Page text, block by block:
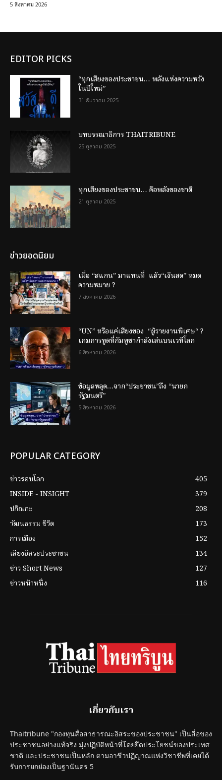
5 สิงหาคม 2026
EDITOR PICKS
“ทุกเสียงของประชาชน… พลังแห่งความหวัง
ในปีใหม่”
31 ธันวาคม 2025
บทบรรณาธิการ THAITRIBUNE
25 ตุลาคม 2025
ทุกเสียงของประชาชน… คือพลังของชาติ
21 ตุลาคม 2025
ข่าวยอดนิยม
เมื่อ “สแกน” มาแทนที่ แล้ว“เงินสด” หมด
ความหมาย ?
7 สิงหาคม 2026
“UN” หรือแค่เสียงของ “ผู้รายงานพิเศษ“ ?
เกมการทูตที่กัมพูชากำลังเล่นบนเวทีโลก
6 สิงหาคม 2026
ข้อมูลหลุด…จาก“ประชาชน”ถึง “นายก
รัฐมนตรี”
5 สิงหาคม 2026
POPULAR CATEGORY
ข่าวรอบโลก
405
INSIDE - INSIGHT
379
ปกิณกะ
208
วัฒนธรรม ชีวิต
173
การเมือง
152
เสียงอิสระประชาชน
134
ข่าว Short News
127
ข่าวหน้าหนึ่ง
116
เกี่ยวกับเรา
Thaitribune "กองทุนสื่อสาธารณะอิสระของประชาชน" เป็นสื่อของ
ประชาชนอย่างแท้จริง มุ่งปฏิบัติหน้าที่โดยยึดประโยชน์ของประเทศ
ชาติ และประชาชนเป็นหลัก ตามอาชีวปฏิญาณแห่งวิชาชีพที่เคยได้
รับการยกย่องเป็นฐานันดร 5